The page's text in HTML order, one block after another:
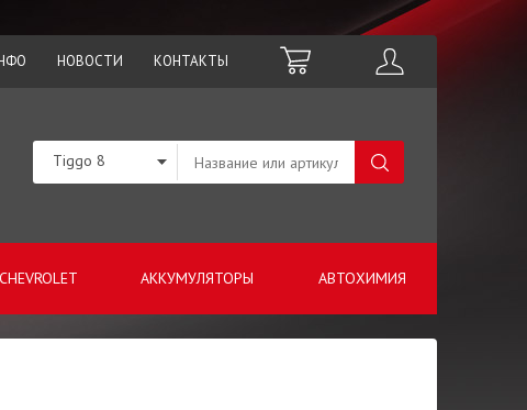
НОВОСТИ КОНТАКТЫ
CHEVROLET АККУМУЛЯТОРЫ АВТОХИМИЯ
Tiggo 8